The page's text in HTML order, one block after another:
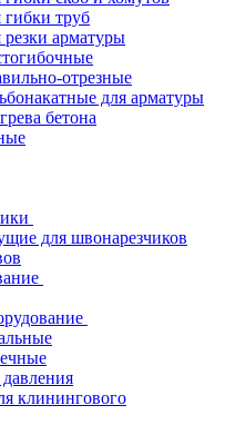
труб
арматуры
отрезные
для арматуры
бетона
для швонарезчиков
клинингового